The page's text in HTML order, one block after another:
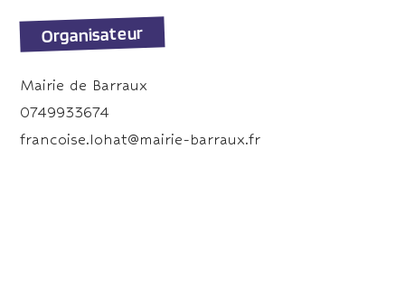
Organisateur
Mairie de Barraux
0749933674
francoise.lohat@mairie-barraux.fr